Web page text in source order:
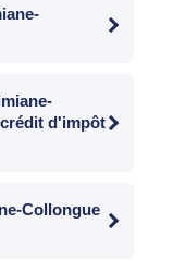
de
personne.
Chaque
d'impôt
chaque
Collongue